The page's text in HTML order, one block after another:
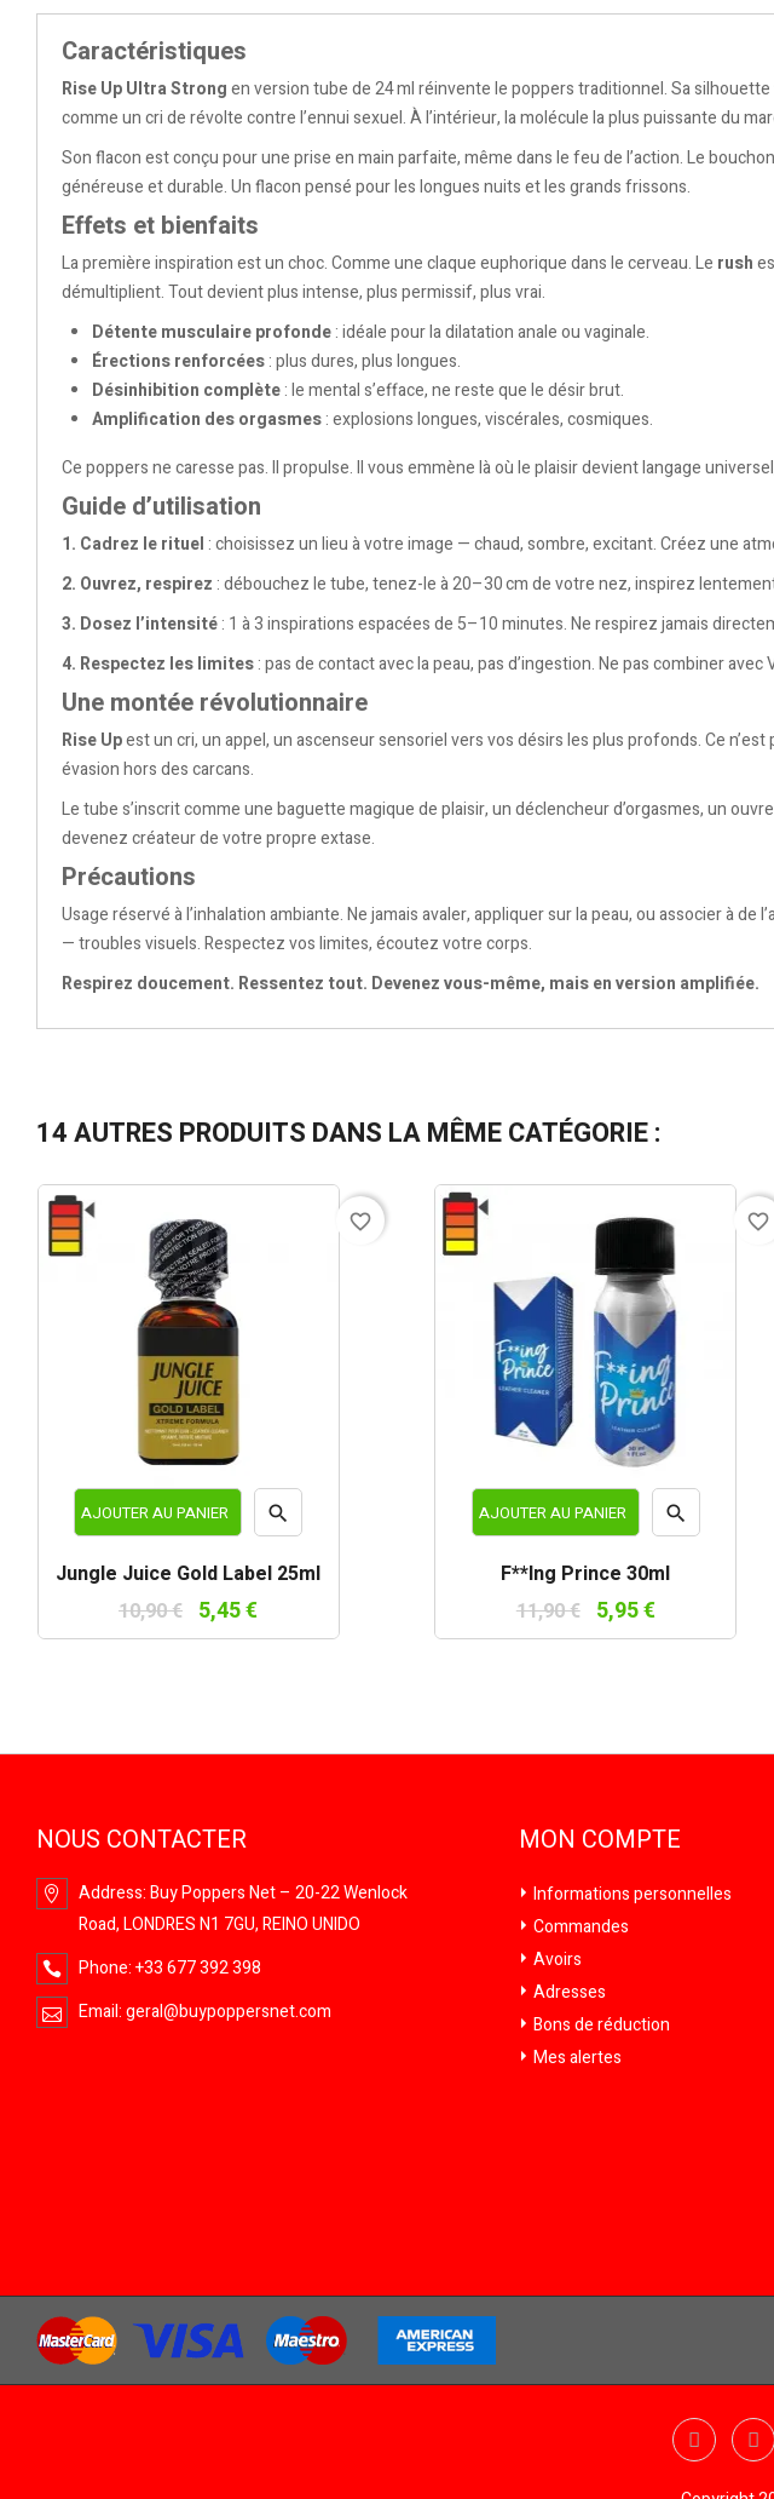
Caractéristiques
Rise Up Ultra Strongen version tube de 24 ml réinvente le poppers traditionnel. Sa
comme un cri de révolte contre l’ennui sexuel. À l’intérieur, la molécule la plus puissante du
Son flacon est conçu pour une prise en main parfaite, même dans le feu de l’action. Le
généreuse et durable. Un flacon pensé pour les longues nuits et les grands frissons.
Effets et bienfaits
La première inspiration est un choc. Comme une claque euphorique dans le cerveau. Le rush
démultiplient. Tout devient plus intense, plus permissif, plus vrai.
Détente musculaire profonde: idéale pour la dilatation anale ou vaginale.
Érections renforcées: plus dures, plus longues.
Désinhibition complète: le mental s’efface, ne reste que le désir brut.
Amplification des orgasmes: explosions longues, viscérales, cosmiques.
Ce poppers ne caresse pas. Il propulse. Il vous emmène là où le plaisir devient langage
Guide d’utilisation
1. Cadrez le rituel : choisissez un lieu à votre image — chaud, sombre, excitant. Créez une
2. Ouvrez, respirez : débouchez le tube, tenez-le à 20–30 cm de votre nez, inspirez
3. Dosez l’intensité: 1 à 3 inspirations espacées de 5–10 minutes. Ne respirez jamais
4. Respectez les limites: pas de contact avec la peau, pas d’ingestion. Ne pas combiner
Une montée révolutionnaire
Rise Upest un cri, un appel, un ascenseur sensoriel vers vos désirs les plus profonds. Ce
évasion hors des carcans.
Le tube s’inscrit comme une baguette magique de plaisir, un déclencheur d’orgasmes, un
devenez créateur de votre propre extase.
Précautions
Usage réservé à l’inhalation ambiante. Ne jamais avaler, appliquer sur la peau, ou associer à
— troubles visuels. Respectez vos limites, écoutez votre corps.
Respirez doucement. Ressentez tout. Devenez vous-même, mais en version amplifiée.
14 AUTRES PRODUITS DANS LA MÊME CATÉGORIE :
AJOUTER AU PANIER 
rapide
Jungle Juice Gold Label 25ml
10,90 € 5,45 €
favorite_border
AJOUTER AU PANIER 
rapide
F**ing Prince 30ml
11,90 € 5,95 €
favorite_border
NOUS CONTACTER
Address:Buy Poppers Net – 20-22 Wenlock
Road, LONDRES N1 7GU, REINO UNIDO
Phone:+33 677 392 398
Email:geral@buypoppersnet.com
MON COMPTE
Informations personnelles
Commandes
Avoirs
Adresses
Bons de réduction
Mes alertes